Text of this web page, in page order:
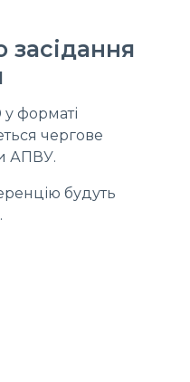
форматі
чергове
АПВУ.
будуть